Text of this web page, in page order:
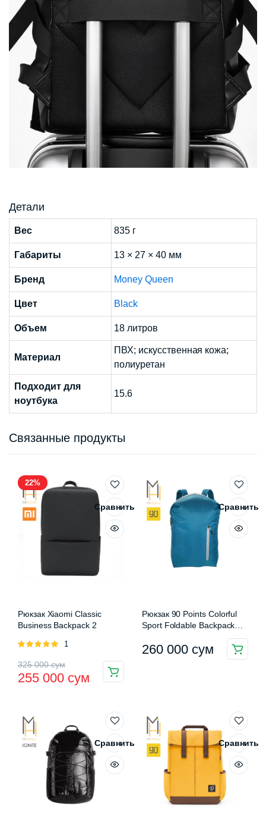
Детали
Вес 835 г
Габариты 13 × 27 × 40 мм
Бренд Money Queen
Цвет Black
Объем 18 литров
Материал
ПВХ; искусственная кожа;
полиуретан
Подходит для
ноутбука
15.6
Связанные продукты
22%
Сравнить
Рюкзак Xiaomi Classic
Business Backpack 2
Оценка
1
325 000сум
Первоначальная
цена
325
000 сум.
255 000 сум
Текущая
цена:
000 сум.
Сравнить
Рюкзак 90 Points Colorful
Sport Foldable Backpack
260 000 сум
Сравнить Сравнить